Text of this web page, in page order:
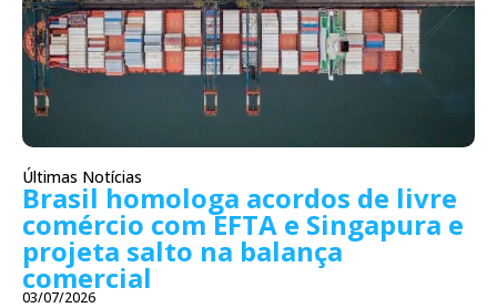
Últimas Notícias
Brasil homologa acordos de livre
comércio com EFTA e Singapura e
projeta salto na balança
comercial
03/07/2026